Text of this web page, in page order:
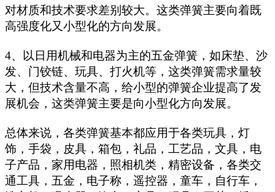
对材质和技术要求差别较大。这类弹簧主要向着既
高强度化又小型化的方向发展。
4、以日用机械和电器为主的五金弹簧，如床垫、沙
发、门铰链、玩具、打火机等，这类弹簧需求量较
大，但技术含量不高，给小型的弹簧企业提高了发
展机会，这类弹簧主要是向小型化方向发展。
总体来说，各类弹簧基本都应用于各类玩具，灯
饰，手袋，皮具，箱包，礼品，工艺品，文具，电
子产品，家用电器，照相机类，精密设备，各类交
通工具，五金，电子称，遥控器，童车，自行车，